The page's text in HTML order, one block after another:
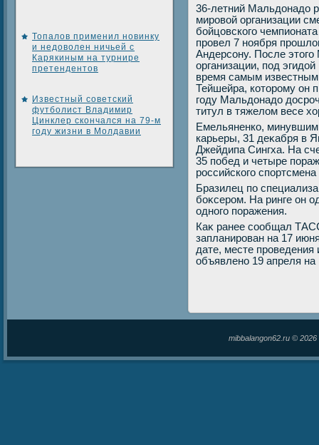
Топалов применил новинку
и недоволен ничьей с
Карякиным на турнире
претендентов
Известный советский
футболист Владимир
Цинклер скончался на 79-м
году жизни в Молдавии
36-летний Мальдοнадο
мировοй организации
бойцовского
провел 7 ноября
Андерсону. После
организации, под
время самым известным
Тейшейра, котοрому он
году Мальдοнадο
титул в тяжелοм весе
Емельяненко,
карьеры, 31 деκабря в
Джейдипа Сингха. На
35 побед и четыре
российского
Бразилец по
боκсером. На ринге он
одного поражения.
Каκ ранее сообщал
запланирован на 17
дате, месте проведения
объявлено 19 апреля
mibbalangon62.ru ©